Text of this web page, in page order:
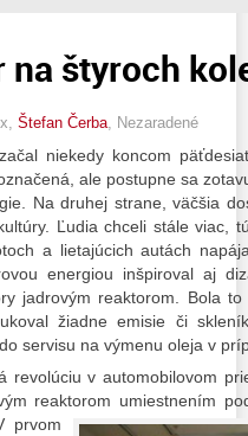
štyroch
Štefan Čerba Nezaradené
niekedy koncom
ale postupne sa
Na druhej strane, väčšia
Ľudia chceli stále viac,
a lietajúcich autách
energiou inšpiroval aj
jadrovým reaktorom. Bola
žiadne emisie či
servisu na výmenu oleja v
revolúciu v automobilovom
reaktorom umiestnením
prvom